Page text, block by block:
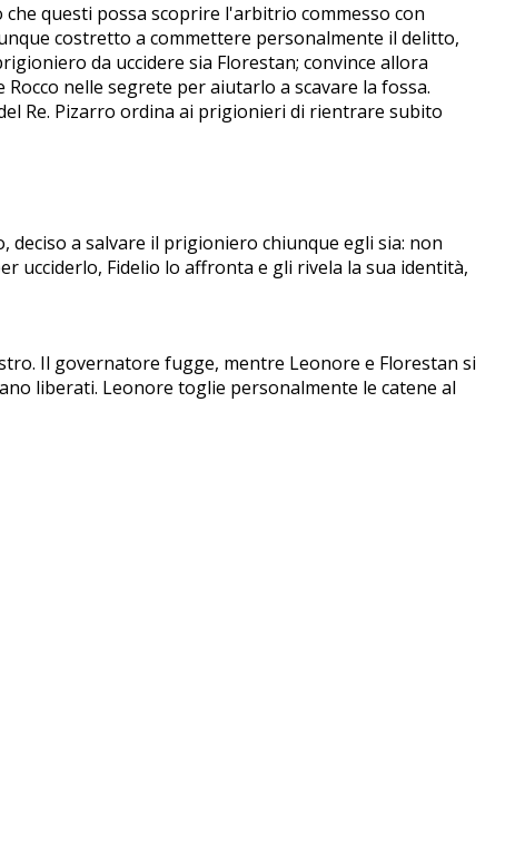
questi possa scoprire l'arbitrio commesso con
costretto a commettere personalmente il delitto,
da uccidere sia Florestan; convince allora
nelle segrete per aiutarlo a scavare la fossa.
Re. Pizarro ordina ai prigionieri di rientrare subito
deciso a salvare il prigioniero chiunque egli sia: non
ucciderlo, Fidelio lo affronta e gli rivela la sua identità,
Il governatore fugge, mentre Leonore e Florestan si
liberati. Leonore toglie personalmente le catene al